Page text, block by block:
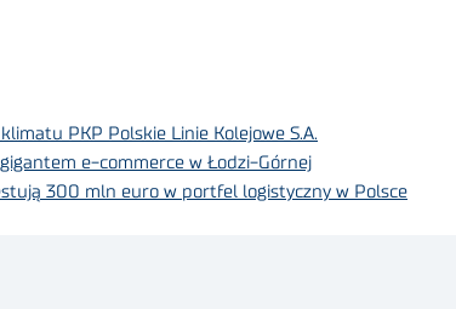
PKP Polskie Linie Kolejowe S.A.
e-commerce w Łodzi-Górnej
300 mln euro w portfel logistyczny w Polsce